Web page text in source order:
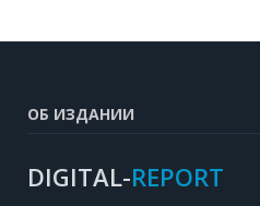
ОБ ИЗДАНИИ
DIGITAL-REPORT